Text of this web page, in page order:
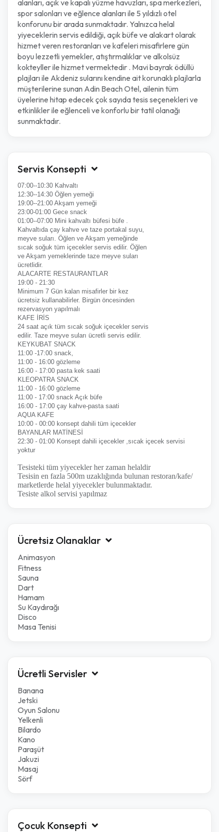
alanları, açık ve kapalı yüzme havuzları, spa merkezleri,
spor salonları ve eğlence alanları ile 5 yıldızlı otel
konforunu bir arada sunmaktadır. Yalnızca helal
yiyeceklerin servis edildiği, açık büfe ve alakart olarak
hizmet veren restoranları ve kafeleri misafirlere gün
boyu lezzetli yemekler, atıştırmalıklar ve alkolsüz
kokteyller ile hizmet vermektedir . Mavi bayrak ödüllü
plajları ile Akdeniz sularını kendine ait korunaklı plajlarla
müşterilerine sunan Adin Beach Otel, ailenin tüm
üyelerine hitap edecek çok sayıda tesis seçenekleri ve
etkinlikler ile eğlenceli ve konforlu bir tatil olanağı
sunmaktadır.
Servis Konsepti
07:00--10:30 Kahvaltı
12:30--14:30 Öğlen yemeği
19:00--21:00 Akşam yemeği
23:00-01:00 Gece snack
01:00--07:00 Mini kahvaltı büfesi büfe .
Kahvaltıda çay kahve ve taze portakal suyu,
meyve suları. Öğlen ve Akşam yemeğinde
sıcak soğuk tüm içecekler servis edilir. Öğlen
ve Akşam yemeklerinde taze meyve suları
ücretlidir.
ALACARTE RESTAURANTLAR
19:00 - 21:30
Minimum 7 Gün kalan misafirler bir kez
ücretsiz kullanabilirler. Birgün öncesinden
rezervasyon yapılmalı
KAFE İRİS
24 saat açık tüm sıcak soğuk içecekler servis
edilir. Taze meyve suları ücretli servis edilir.
KEYKUBAT SNACK
11:00 -17:00 snack,
11:00 - 16:00 gözleme
16:00 - 17:00 pasta kek saati
KLEOPATRA SNACK
11:00 - 16:00 gözleme
11:00 - 17:00 snack Açık büfe
16:00 - 17:00 çay kahve-pasta saati
AQUA KAFE
10:00 - 00:00 konsept dahili tüm içecekler
BAYANLAR MATİNESİ
22:30 - 01:00 Konsept dahili içecekler ,sıcak içecek servisi
yoktur
Tesisteki tüm yiyecekler her zaman helaldir
Tesisin en fazla 500m uzaklığında bulunan restoran/​kafe/​
marketlerde helal yiyecekler bulunmaktadır.
Tesiste alkol servisi yapılmaz
Ücretsiz Olanaklar
Animasyon
Fitness
Sauna
Dart
Hamam
Su Kaydırağı
Disco
Masa Tenisi
Ücretli Servisler
Banana
Jetski
Oyun Salonu
Yelkenli
Bilardo
Kano
Paraşüt
Jakuzi
Masaj
Sörf
Çocuk Konsepti